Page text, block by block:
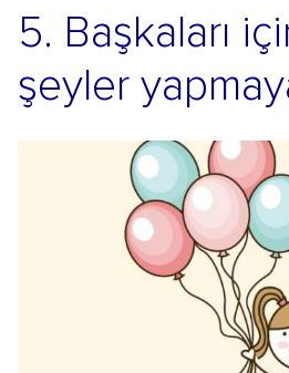
5. Başkaları
şeyler